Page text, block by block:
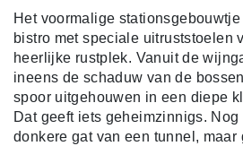
Het voormalige
bistro met speciale uitruststoelen
heerlijke rustplek. Vanuit de
ineens de schaduw van de
spoor uitgehouwen in een diepe
Dat geeft iets geheimzinnigs.
donkere gat van een tunnel,